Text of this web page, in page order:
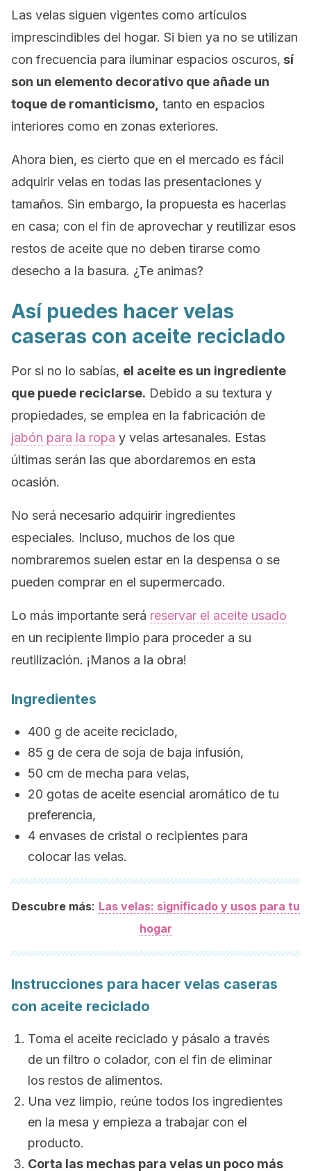
Las velas siguen vigentes como artículos
imprescindibles del hogar. Si bien ya no se utilizan
con frecuencia para iluminar espacios oscuros, sí
son un elemento decorativo que añade un
toque de romanticismo, tanto en espacios
interiores como en zonas exteriores.
Ahora bien, es cierto que en el mercado es fácil
adquirir velas en todas las presentaciones y
tamaños. Sin embargo, la propuesta es hacerlas
en casa; con el fin de aprovechar y reutilizar esos
restos de aceite que no deben tirarse como
desecho a la basura. ¿Te animas?
Así puedes hacer velas
caseras con aceite reciclado
Por si no lo sabías, el aceite es un ingrediente
que puede reciclarse. Debido a su textura y
propiedades, se emplea en la fabricación de
jabón para la ropa y velas artesanales. Estas
últimas serán las que abordaremos en esta
ocasión.
No será necesario adquirir ingredientes
especiales. Incluso, muchos de los que
nombraremos suelen estar en la despensa o se
pueden comprar en el supermercado.
Lo más importante será reservar el aceite usado
en un recipiente limpio para proceder a su
reutilización. ¡Manos a la obra!
Ingredientes
400 g de aceite reciclado,
85 g de cera de soja de baja infusión,
50 cm de mecha para velas,
20 gotas de aceite esencial aromático de tu
preferencia,
4 envases de cristal o recipientes para
colocar las velas.
Descubre más: Las velas: significado y usos para tu
hogar
Instrucciones para hacer velas caseras
con aceite reciclado
Toma el aceite reciclado y pásalo a través
de un filtro o colador, con el fin de eliminar
los restos de alimentos.
Una vez limpio, reúne todos los ingredientes
en la mesa y empieza a trabajar con el
producto.
Corta las mechas para velas un poco más